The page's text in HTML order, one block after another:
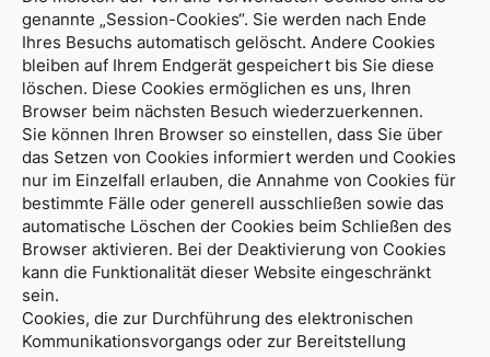
genannte „Session-Cookies“. Sie werden nach Ende
Ihres Besuchs automatisch gelöscht. Andere Cookies
bleiben auf Ihrem Endgerät gespeichert bis Sie diese
löschen. Diese Cookies ermöglichen es uns, Ihren
Browser beim nächsten Besuch wiederzuerkennen.
Sie können Ihren Browser so einstellen, dass Sie über
das Setzen von Cookies informiert werden und Cookies
nur im Einzelfall erlauben, die Annahme von Cookies für
bestimmte Fälle oder generell ausschließen sowie das
automatische Löschen der Cookies beim Schließen des
Browser aktivieren. Bei der Deaktivierung von Cookies
kann die Funktionalität dieser Website eingeschränkt
sein.
Cookies, die zur Durchführung des elektronischen
Kommunikationsvorgangs oder zur Bereitstellung